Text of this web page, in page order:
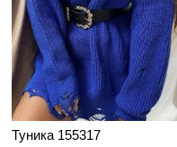
Туника 155317